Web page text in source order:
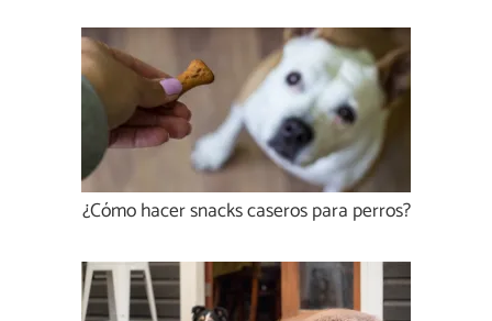
¿Cómo hacer snacks caseros para perros?